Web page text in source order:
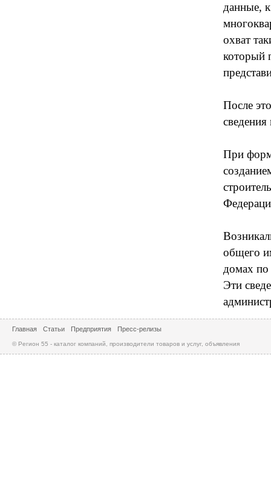
данные,
охват
который
После
При
общего
домах
Эти
Главная Статьи Предприятия Пресс-релизы
© Регион 55 - каталог компаний, производители товаров и услуг, объявления